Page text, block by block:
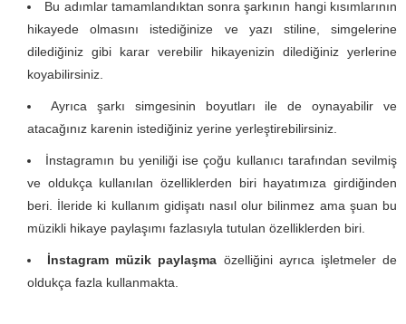
Bu adımlar tamamlandıktan sonra şarkının hangi kısımlarının
hikayede olmasını istediğinize ve yazı stiline, simgelerine
dilediğiniz gibi karar verebilir hikayenizin dilediğiniz yerlerine
koyabilirsiniz.
Ayrıca şarkı simgesinin boyutları ile de oynayabilir ve
atacağınız karenin istediğiniz yerine yerleştirebilirsiniz.
İnstagramın bu yeniliği ise çoğu kullanıcı tarafından sevilmiş
ve oldukça kullanılan özelliklerden biri hayatımıza girdiğinden
beri. İleride ki kullanım gidişatı nasıl olur bilinmez ama şuan bu
müzikli hikaye paylaşımı fazlasıyla tutulan özelliklerden biri.
İnstagram müzik paylaşma özelliğini ayrıca işletmeler de
oldukça fazla kullanmakta.